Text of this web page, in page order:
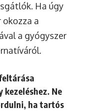
Ha úgy
a
a gyógyszer
Ne
ha tartós